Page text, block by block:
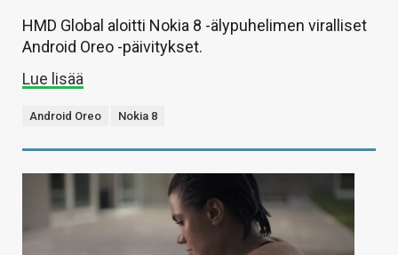
HMD Global aloitti Nokia 8 -älypuhelimen viralliset
Android Oreo -päivitykset.
Lue lisää
Android Oreo Nokia 8